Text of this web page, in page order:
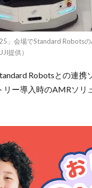
」会場でStandard Robots
提供）
Robotsとの連
ー導入時のAMRソリ